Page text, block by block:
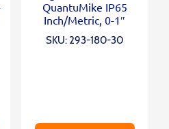
QuantuMike IP65
Inch/Metric, 0-1″
SKU: 293-180-30